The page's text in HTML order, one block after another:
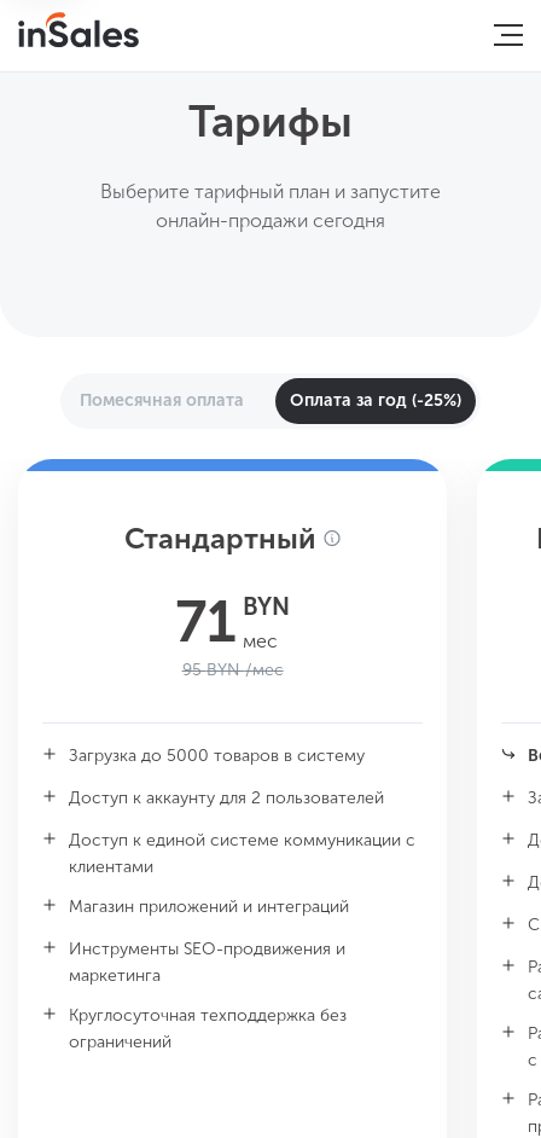
Тарифы
Выберите тарифный план и запустите
онлайн-продажи сегодня
Помесячная оплата Оплата за год (-25%)
Стандартный
71 BYN
мес
95BYN/мес
Загрузка до 5000 товаров в систему
Доступ к аккаунту для 2 пользователей
Доступ к единой системе коммуникации с
клиентами
Магазин приложений и интеграций
Инструменты SEO-продвижения и
маркетинга
Круглосуточная техподдержка без
ограничений
с